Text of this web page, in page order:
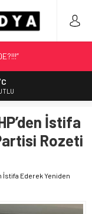
Yaylası
İstifa
Rozeti
İstifa Ederek Yeniden